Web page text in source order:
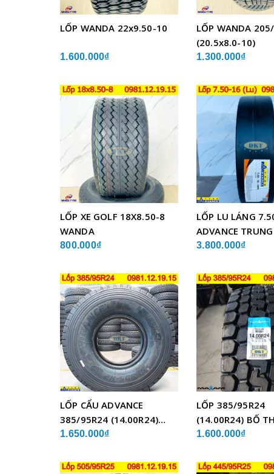
LỐP WANDA 22x9.50-10
1.600.000₫
LỐP WANDA
(20.5x8.0-10)
1.300.000₫
LỐP XE GOLF 18X8.50-8
WANDA
800.000₫
LỐP LU LÁNG
ADVANCE
3.800.000₫
LỐP CẨU ADVANCE
385/95R24 (14.00R24)
GLB05 BỐ THÉP
1.650.000₫
LỐP 385/95R24
(14.00R24) BỐ
XE CẨU
1.600.000₫